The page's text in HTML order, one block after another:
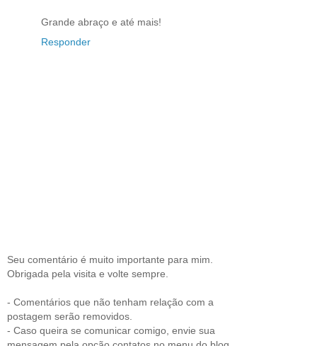
Grande abraço e até mais!
Responder
Seu comentário é muito importante para mim.
Obrigada pela visita e volte sempre.
- Comentários que não tenham relação com a
postagem serão removidos.
- Caso queira se comunicar comigo, envie sua